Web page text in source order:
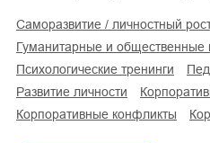
саморазвитие / личностный
гуманитарные и общественные
психологические тренинги
развитие личности
корпоративные конфликты